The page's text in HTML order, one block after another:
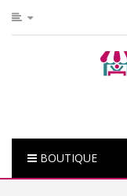
BOUTIQUE